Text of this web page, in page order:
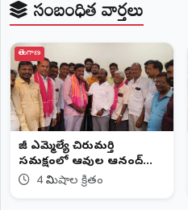
సంబంధిత వార్తలు
తెలంగాణ
మాజీ ఎమ్మెల్యే చిరుమర్తి
సమక్షంలో ఆవుల ఆనంద్
యాదవ్ జన్మదిన వేడుకలు
4 నిమిషాల క్రితం